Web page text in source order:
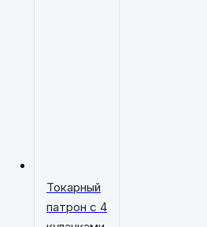
Токарный
патрон с 4